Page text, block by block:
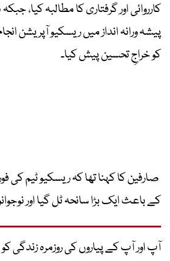
کارروائی اور گرفتاری کا مطالبہ کیا،
پیشہ ورانہ انداز میں ریسکیو آپریشن
کو خراجِ تحسین پیش کیا۔
صارفین کا کہنا تھا کہ ریسکیو ٹیم کی
کے باعث ایک بڑا سانحہ ٹل گیا اور
آپ اور آپ کے پیاروں کی روزمرہ زندگی